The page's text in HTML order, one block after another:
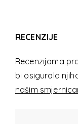
RECENZIJE
Recenzijama
bi osigurala
našim